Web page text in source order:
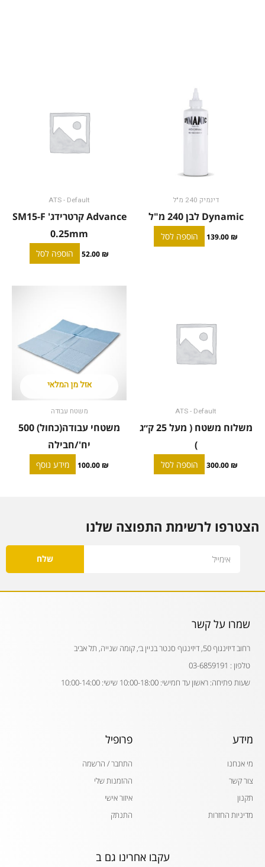
דינמיק 240 מ"ל
Dynamic לבן 240 מ"ל
139.00 ₪ הוספה לסל
ATS - Default
Advance קרטרידג' SM15-F
0.25mm
52.00 ₪ הוספה לסל
ATS - Default
משלוח משטח ( מעל 25 ק״ג
)
300.00 ₪ הוספה לסל
אזל מן המלאי
משטח עבודה
משטחי עבודה(כחול) 500
יח'/חבילה
100.00 ₪ מידע נוסף
הצטרפו לרשימת התפוצה שלנו
שלח
שמרו על קשר
רחוב דיזינגוף 50, דיזינגוף סנטר בניין ב׳, קומה שנייה, תל אביב
טלפון : 03-6859191
שעות פתיחה: ראשון עד חמישי: 10:00-18:00 שישי: 10:00-14:00
מידע
מי אנחנו
צור קשר
תקנון
מדיניות החזרות
פרופיל
התחבר / הרשמה
ההזמנות שלי
איזור אישי
התנתק
עקבו אחרינו גם ב